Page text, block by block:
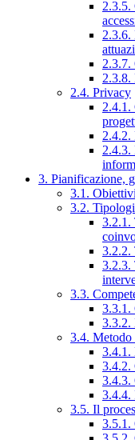
2.3.5.
2.3.6.
2.3.7.
2.3.8.
2.4. Privacy
2.4.1.
2.4.2.
2.4.3.
3. Pianificazione,
3.1.
3.2.
3.2.1.
3.2.2.
3.2.3.
3.3.
3.3.1.
3.3.2.
3.4.
3.4.1.
3.4.2.
3.4.3.
3.4.4.
3.5. Il
3.5.1.